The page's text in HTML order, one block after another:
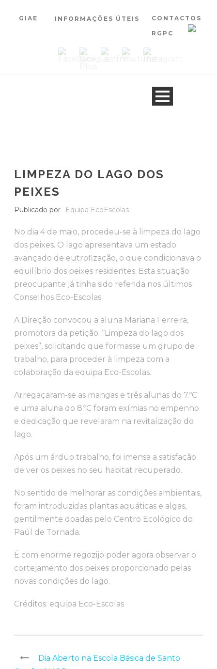
GIAE INFORMAÇÕES ÚTEIS CONTACTOS
RGPC
LIMPEZA DO LAGO DOS
PEIXES
Publicado por Equipa EcoEscolas
No dia 4 de maio, procedeu-se à limpeza do lago
dos peixes. O lago apresentava um estado
avançado de eutrofização, o que condicionava o
equilíbrio dos peixes residentes. Esta situação
preocupante já tinha sido referida nos últimos
Conselhos Eco-Escolas.
A Direção convocou a aluna Mariana Ferreira,
promotora da petição: “Limpeza do lago dos
peixes”, solicitando que formasse um grupo de
trabalho, para proceder à limpeza com a
colaboração da equipa Eco-Escolas.
Arregaçaram-se as mangas e três alunas do 7.ºC
e uma aluna do 8.ºC foram exímias no empenho
e dedicação que revelaram na revitalização do
lago.
Após um árduo trabalho, foi imensa a satisfação
de ver os peixes no seu habitat recuperado.
No sentido de melhorar as condições ambientais,
foram introduzidas plantas aquáticas e algas,
gentilmente doadas pelo Centro Ecológico do
Paúl de Tornada.
É com enorme regozijo poder agora observar o
cortejamento dos peixes proporcionado pelas
novas condições do lago.
Créditos: equipa Eco-Escolas
Dia Aberto na Escola Básica de Santo